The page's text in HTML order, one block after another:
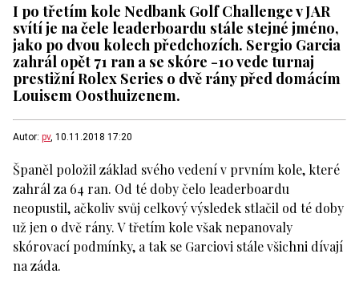
I po třetím kole Nedbank Golf Challenge v JAR
svítí je na čele leaderboardu stále stejné jméno,
jako po dvou kolech předchozích. Sergio Garcia
zahrál opět 71 ran a se skóre -10 vede turnaj
prestižní Rolex Series o dvě rány před domácím
Louisem Oosthuizenem.
Autor: pv, 10.11.2018 17:20
Španěl položil základ svého vedení v prvním kole, které
zahrál za 64 ran. Od té doby čelo leaderboardu
neopustil, ačkoliv svůj celkový výsledek stlačil od té doby
už jen o dvě rány. V třetím kole však nepanovaly
skórovací podmínky, a tak se Garciovi stále všichni dívají
na záda.